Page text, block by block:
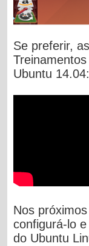
Se preferir,
Ubuntu 14.04:
Nos
configurá-lo
do Ubuntu